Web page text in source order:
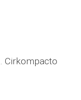
. Cirkompacto